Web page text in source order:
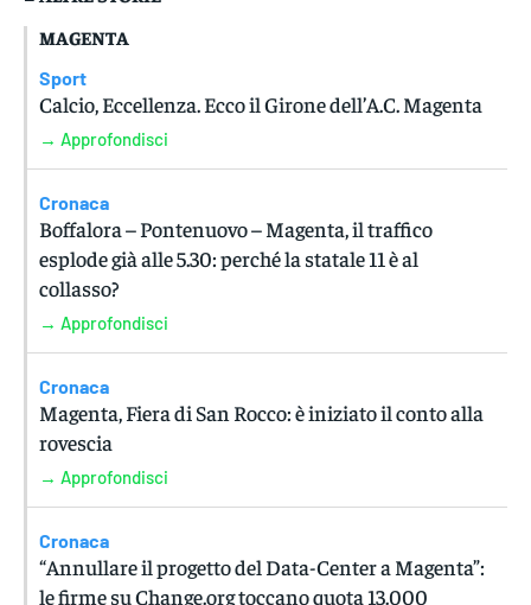
MAGENTA
Sport
Calcio, Eccellenza. Ecco il Girone dell’A.C. Magenta
→ Approfondisci
Cronaca
Boffalora – Pontenuovo – Magenta, il traffico
esplode già alle 5.30: perché la statale 11 è al
collasso?
→ Approfondisci
Cronaca
Magenta, Fiera di San Rocco: è iniziato il conto alla
rovescia
→ Approfondisci
Cronaca
“Annullare il progetto del Data-Center a Magenta”:
le firme su Change.org toccano quota 13.000